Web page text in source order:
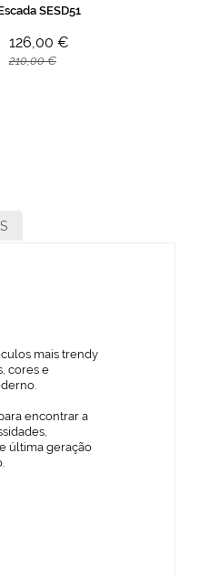
SESD51
126,00 €
210,00 €
mais trendy
cores e
encontrar a
última geração